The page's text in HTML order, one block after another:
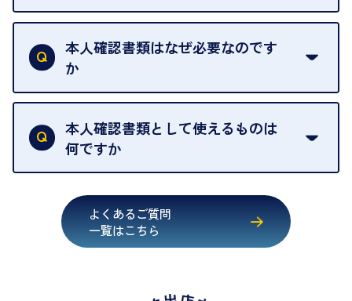
売却当日を含む8日間のうちに、お気軽にお申し出
出張買取のお品物は、8日間保管しております。
お品物の内容や点数によって異なりますが、店頭買
取の場合は1点あたり数分程度が目安です。大量の
お品物の場合は、お時間をいただくことがございま
本人確認書類はなぜ必要なのです
か
買取店は古物営業法により、お客様のご本人確認を
行うことが義務付けられています。安心してお取引
いただくためにも、ご協力をお願いいたします。
本人確認書類として使えるものは
何ですか
・健康保険証確認書
・マイナンバーカード
・在留カード
よくあるご質問
一覧はこちら